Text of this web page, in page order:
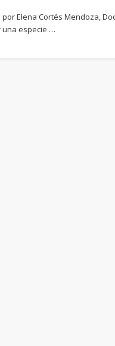
Elena Cortés Mendoza,
una especie …